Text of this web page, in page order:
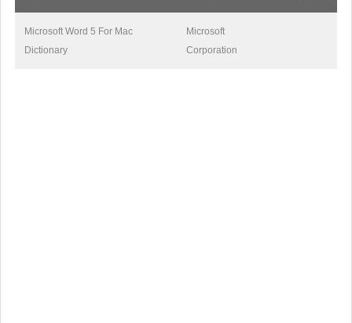
Microsoft Word 5 For Mac
Dictionary
Microsoft
Corporation